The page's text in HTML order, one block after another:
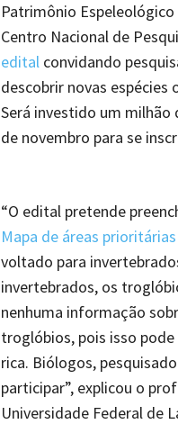
Patrimônio
Centro Nacional de
editalconvidando
descobrir novas
Será investido um
de novembro para se
“O edital pretende
Mapa de áreas
voltado para
invertebrados, os
nenhuma informação
troglóbios, pois isso
rica. Biólogos,
participar”, explicou o
Universidade Federal de